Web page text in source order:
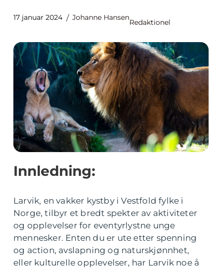
17 januar 2024 Johanne Hansen
Redaktionel
Innledning:
Larvik, en vakker kystby i Vestfold fylke i
Norge, tilbyr et bredt spekter av aktiviteter
og opplevelser for eventyrlystne unge
mennesker. Enten du er ute etter spenning
og action, avslapning og naturskjønnhet,
eller kulturelle opplevelser, har Larvik noe å